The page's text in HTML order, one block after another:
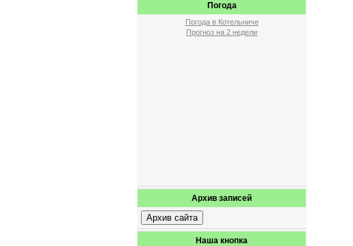
Погода
Погода в Котельниче
Прогноз на 2 недели
Архив записей
Архив сайта
Наша кнопка